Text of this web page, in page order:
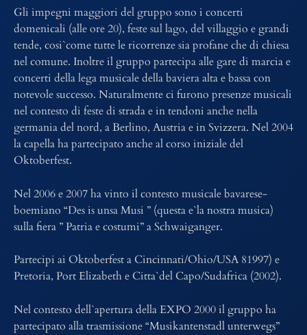
Gli impegni maggiori del gruppo sono i concerti
domenicali (alle ore 20), feste sul lago, del villaggio e grandi
tende, cosi`come tutte le ricorrenze sia profane che di chiesa
nel comune. Inoltre il gruppo partecipa alle gare di marcia e
concerti della lega musicale della baviera alta e bassa con
notevole successo. Naturalmente ci furono presenze musicali
nel contesto di feste di strada e in tendoni anche nella
germania del nord, a Berlino, Austria e in Svizzera. Nel 2004
la capella ha partecipato anche al corso iniziale del
Oktoberfest.
Nel 2006 e 2007 ha vinto il contesto musicale bavarese-
boemiano “Des is unsa Musi ” (questa e`la nostra musica)
sulla fiera ” Patria e costumi” a Schwaiganger.
Partecipi ai Oktoberfest a Cincinnati/Ohio/USA 81997) e
Pretoria, Port Elizabeth e Citta`del Capo/Sudafrica (2002).
Nel contesto dell`apertura della EXPO 2000 il gruppo ha
partecipato alla trasmissione “Musikantenstadl unterwegs”